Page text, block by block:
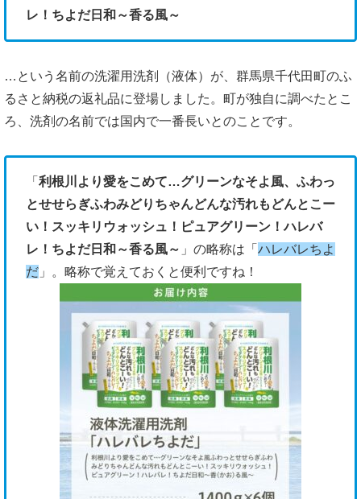
レ！ちよだ日和～香る風～
…という名前の洗濯用洗剤（液体）が、群馬県千代田町のふ
るさと納税の返礼品に登場しました。町が独自に調べたとこ
ろ、洗剤の名前では国内で一番長いとのことです。
「 利根川より愛をこめて…グリーンなそよ風、ふわっ
とせせらぎふわみどりちゃんどんな汚れもどんとこー
い！スッキリウォッシュ！ピュアグリーン！ハレバ
レ！ちよだ日和～香る風～ 」の略称は「 ハレバレちよ
だ 」。略称で覚えておくと便利ですね！